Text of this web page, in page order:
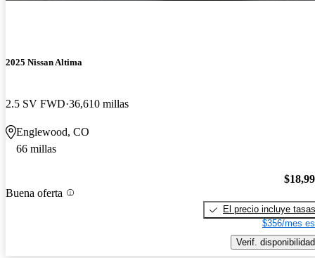
2025 Nissan Altima
2.5 SV FWD 36,610 millas
Englewood, CO
66 millas
Buena oferta
El precio incluye tasas
$356/mes
Verif. disponibilidad